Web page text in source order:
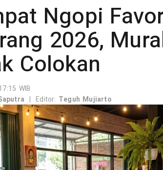
Ngopi
2026,
Colokan
WIB
| Editor: Teguh Mujiarto